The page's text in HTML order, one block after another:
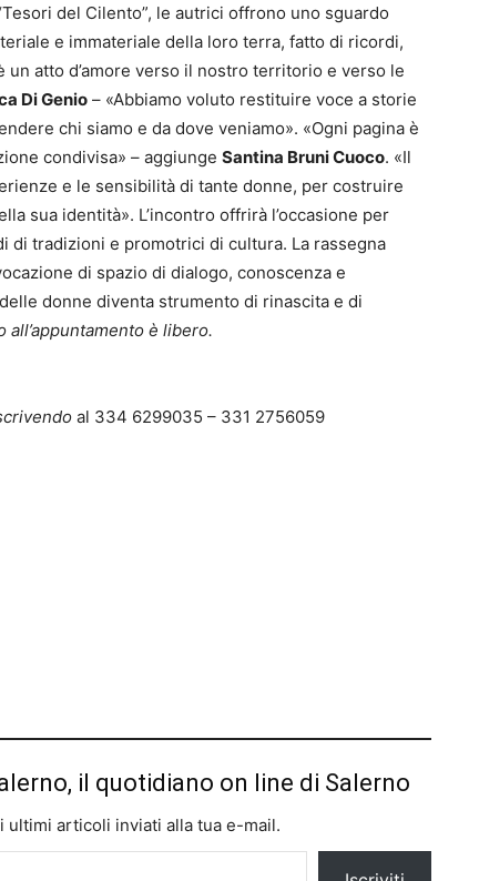
del Cilento”, le autrici offrono uno sguardo
e immateriale della loro terra, fatto di ricordi,
atto d’amore verso il nostro territorio e verso le
Di Genio – «Abbiamo voluto restituire voce a storie
chi siamo e da dove veniamo». «Ogni pagina è
condivisa» – aggiunge Santina Bruni Cuoco. «Il
e le sensibilità di tante donne, per costruire
sua identità». L’incontro offrirà l’occasione per
tradizioni e promotrici di cultura. La rassegna
di spazio di dialogo, conoscenza e
donne diventa strumento di rinascita e di
all’appuntamento è libero.
al 334 6299035 – 331 2756059
il quotidiano on line di Salerno
ultimi articoli inviati alla tua e-mail.